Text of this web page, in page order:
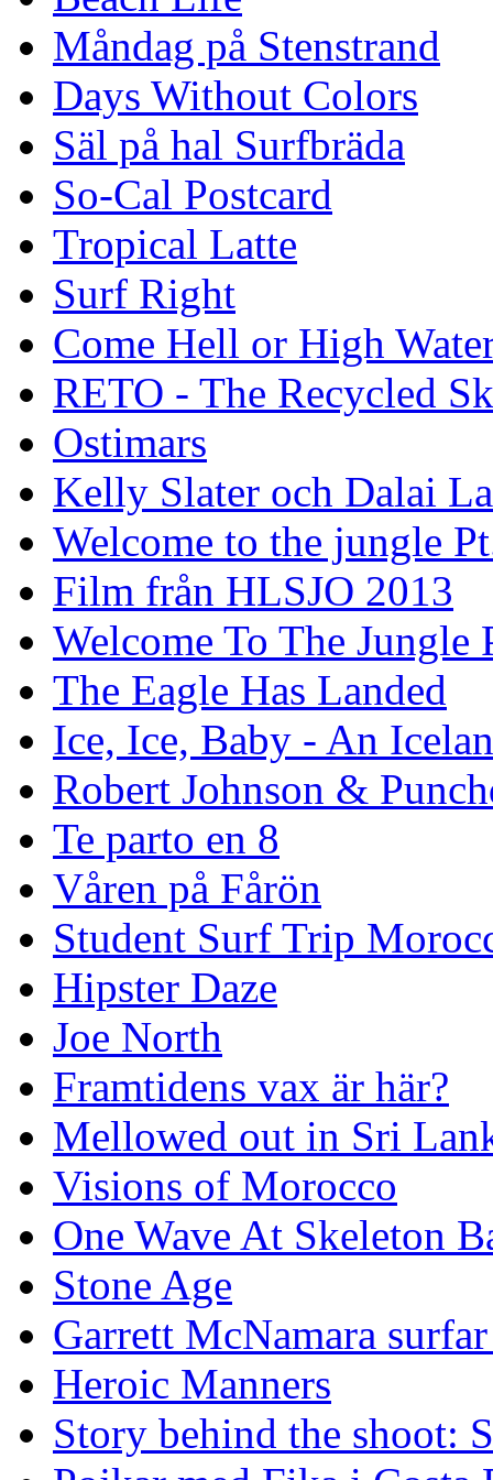
Måndag på Stenstrand
Days Without Colors
Säl på hal Surfbräda
So-Cal Postcard
Tropical Latte
Surf Right
Come Hell or High
RETO - The Recycled
Ostimars
Kelly Slater och Dalai
Welcome to the jungle
Film från HLSJO 2013
Welcome To The Jungle
The Eagle Has Landed
Ice, Ice, Baby - An
Robert Johnson &
Te parto en 8
Våren på Fårön
Student Surf Trip
Hipster Daze
Joe North
Framtidens vax är här?
Mellowed out in Sri
Visions of Morocco
One Wave At Skeleton
Stone Age
Garrett McNamara
Heroic Manners
Story behind the shoot: